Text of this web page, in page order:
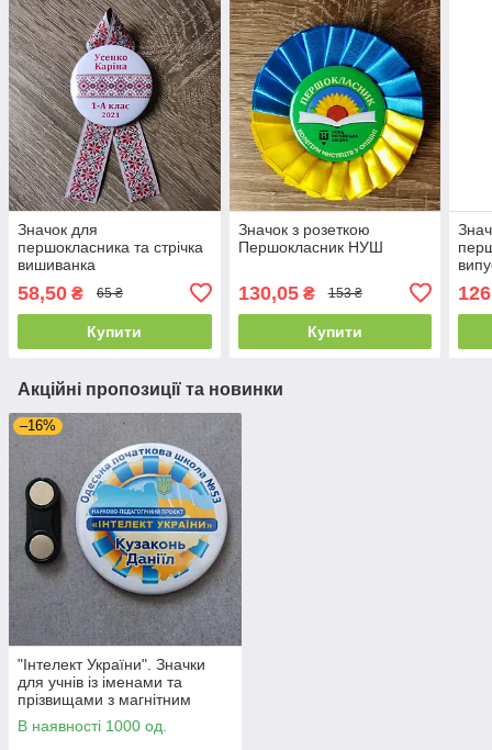
Значок для
першокласника та стрічка
вишиванка
58,50 ₴ 65 ₴
Купити
Значок з розеткою
Першокласник НУШ
130,05₴ 153 ₴
Купити
Акційні пропозиції та новинки
–16%
"Інтелект України". Значки
для учнів із іменами та
прізвищами з магнітним
тримачем
В наявності 1000 од.